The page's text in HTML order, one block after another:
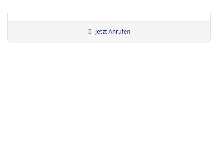
Entertainer:innen
Künstler:innen Wiesbaden
Jetzt Anrufen